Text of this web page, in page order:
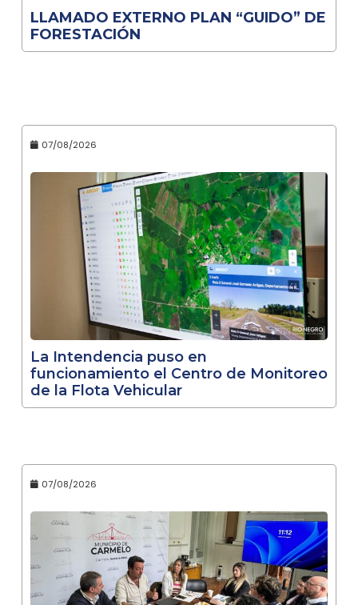
LLAMADO EXTERNO PLAN “GUIDO” DE
FORESTACIÓN
07/08/2026
La Intendencia puso en
funcionamiento el Centro de Monitoreo
de la Flota Vehicular
07/08/2026